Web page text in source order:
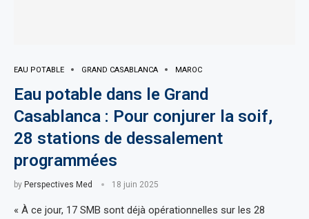
EAU POTABLE GRAND CASABLANCA MAROC
Eau potable dans le Grand
Casablanca : Pour conjurer la soif,
28 stations de dessalement
programmées
by Perspectives Med 18 juin 2025
« À ce jour, 17 SMB sont déjà opérationnelles sur les 28